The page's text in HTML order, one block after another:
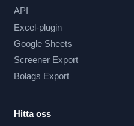
API
Excel-plugin
Google Sheets
Screener Export
Bolags Export
Hitta oss